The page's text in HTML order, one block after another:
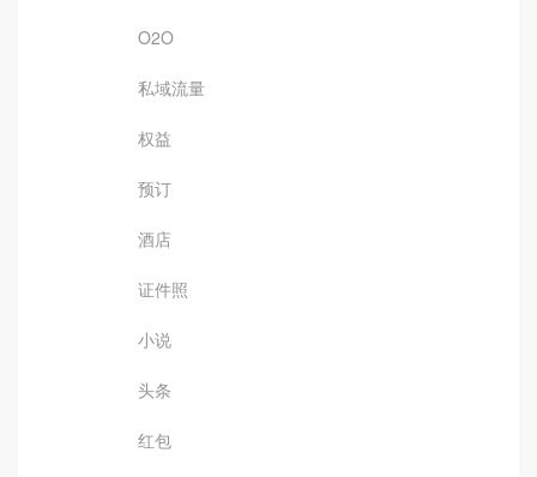
O2O
私域流量
权益
预订
酒店
证件照
小说
头条
红包